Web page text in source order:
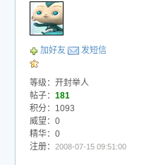
加好友 发短信
等级：开封举人
帖子： 181
积分：1093
威望：0
精华：0
注册：
2008-07-15 09:51:00